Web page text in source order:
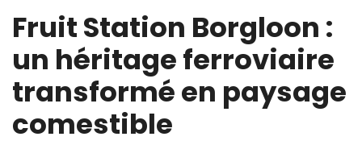
Fruit Station Borgloon :
un héritage ferroviaire
transformé en paysage
comestible